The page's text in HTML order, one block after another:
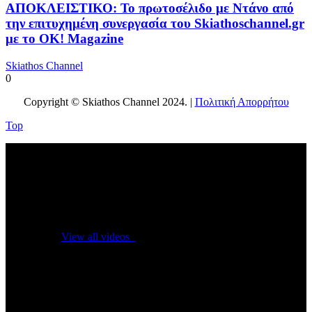
ΑΠΟΚΛΕΙΣΤΙΚΟ: Το πρωτοσέλιδο με Ντάνο από
την επιτυχημένη συνεργασία του Skiathoschannel.gr
με το OK! Magazine
Skiathos Channel
0
Copyright © Skiathos Channel 2024. | Πολιτική Απορρήτου
Top
View all videos